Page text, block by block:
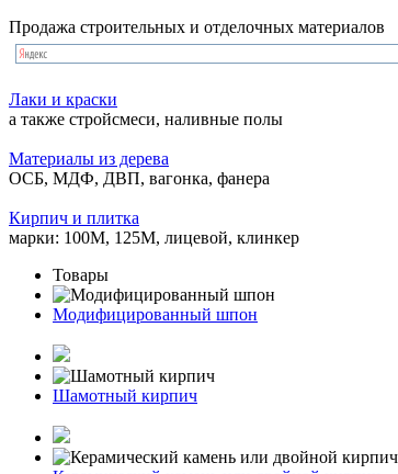
Продажа строительных и отделочных материалов
Лаки и краски
а также стройсмеси, наливные полы
Материалы из дерева
ОСБ, МДФ, ДВП, вагонка, фанера
Кирпич и плитка
марки: 100М, 125М, лицевой, клинкер
Товары
Модифицированный шпон
Шамотный кирпич